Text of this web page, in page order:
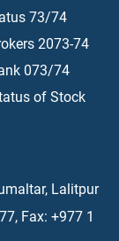
73/74
2073-74
073/74
of Stock
Lalitpur
Fax: +977 1